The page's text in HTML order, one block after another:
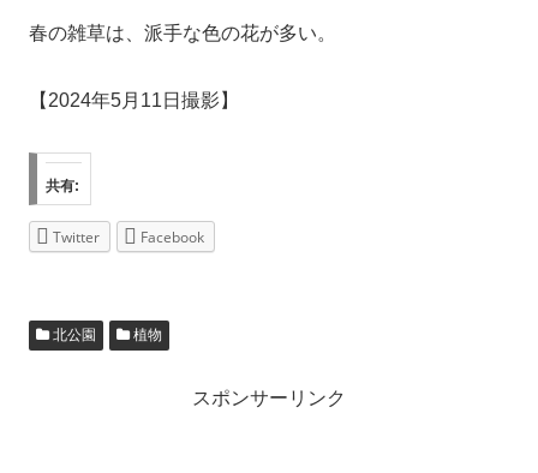
春の雑草は、派手な色の花が多い。
【2024年5月11日撮影】
共有:
Twitter Facebook
北公園 植物
スポンサーリンク